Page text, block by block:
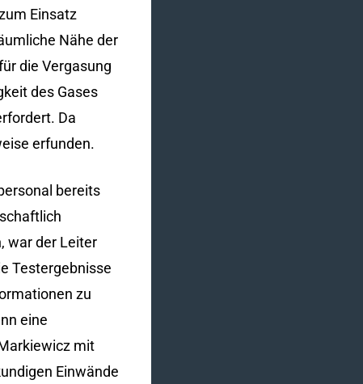
Einsatz
Nähe der
die Vergasung
des Gases
Da
erfunden.
bereits
war der Leiter
Testergebnisse
zu
eine
mit
Einwände